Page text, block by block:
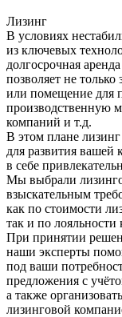
Лизинг
В условиях
из ключевых
долгосрочная
позволяет не
или помещение для
производственную
компаний и т.д.
В этом плане
для развития вашей
в себе
Мы выбрали
взыскательным
как по стоимости
так и по лояльности
При принятии
наши эксперты
под ваши
предложения с
а также
лизинговой